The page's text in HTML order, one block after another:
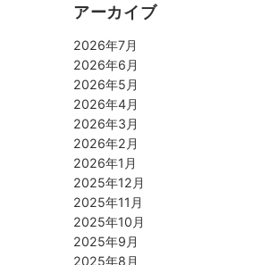
アーカイブ
2026年7月
2026年6月
2026年5月
2026年4月
2026年3月
2026年2月
2026年1月
2025年12月
2025年11月
2025年10月
2025年9月
2025年8月